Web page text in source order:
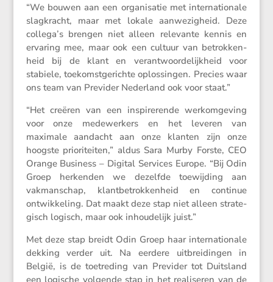
“We bouwen aan een organi­satie met inter­na­ti­o­nale
slagkracht, maar met lokale aanwe­zig­heid. Deze
collega’s brengen niet alleen relevante kennis en
ervaring mee, maar ook een cultuur van betrok­ken­
heid bij de klant en verant­woor­de­lijk­heid voor
stabiele, toekomst­ge­richte oplos­singen. Precies waar
ons team van Previder Neder­land ook voor staat.”
“Het creëren van een inspi­re­rende werkom­ge­ving
voor onze medewer­kers en het leveren van
maximale aandacht aan onze klanten zijn onze
hoogste priori­teiten,” aldus Sara Murby Forste, CEO
Orange Business – Digital Services Europe. “Bij Odin
Groep herkenden we dezelfde toewij­ding aan
vakman­schap, klant­be­trok­ken­heid en continue
ontwik­ke­ling. Dat maakt deze stap niet alleen strate­
gisch logisch, maar ook inhou­de­lijk juist.”
Met deze stap breidt Odin Groep haar inter­na­ti­o­nale
dekking verder uit. Na eerdere uitbrei­dingen in
België, is de toetre­ding van Previder tot Duits­land
een logische volgende stap in het reali­seren van de